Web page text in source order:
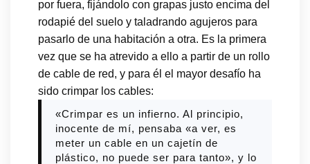
por fuera, fijándolo con grapas justo encima del
rodapié del suelo y taladrando agujeros para
pasarlo de una habitación a otra. Es la primera
vez que se ha atrevido a ello a partir de un rollo
de cable de red, y para él el mayor desafío ha
sido crimpar los cables:
«Crimpar es un infierno. Al principio,
inocente de mí, pensaba «a ver, es
meter un cable en un cajetín de
plástico, no puede ser para tanto», y lo